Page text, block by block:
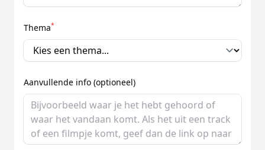
Thema*
Aanvullende info (optioneel)